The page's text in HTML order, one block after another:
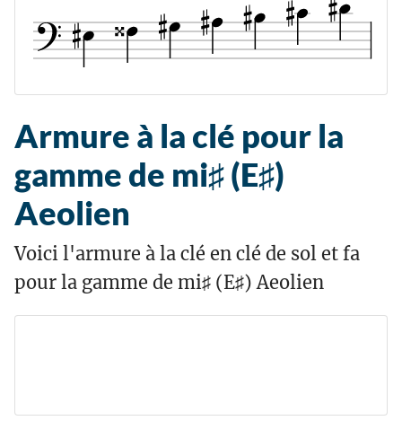
Armure à la clé pour la
gamme de mi♯ (E♯)
Aeolien
Voici l'armure à la clé en clé de sol et fa
pour la gamme de mi♯ (E♯) Aeolien